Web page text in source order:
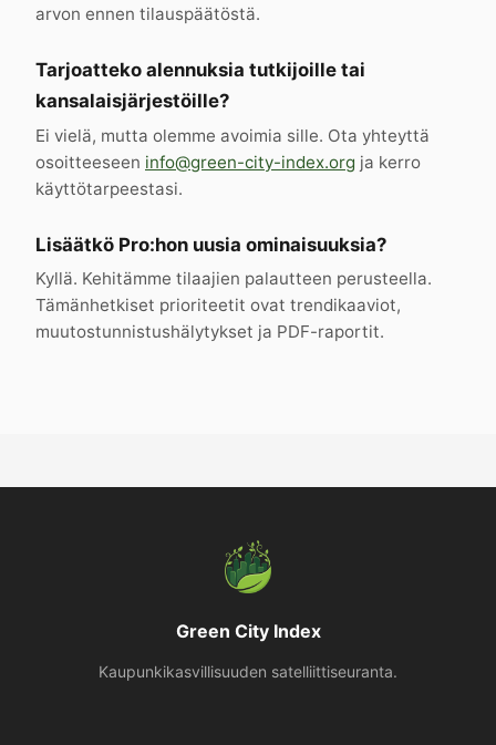
arvon ennen tilauspäätöstä.
Tarjoatteko alennuksia tutkijoille tai
kansalaisjärjestöille?
Ei vielä, mutta olemme avoimia sille. Ota yhteyttä
osoitteeseen info@green-city-index.org ja kerro
käyttötarpeestasi.
Lisäätkö Pro:hon uusia ominaisuuksia?
Kyllä. Kehitämme tilaajien palautteen perusteella.
Tämänhetkiset prioriteetit ovat trendikaaviot,
muutostunnistushälytykset ja PDF-raportit.
Green City Index
Kaupunkikasvillisuuden satelliittiseuranta.